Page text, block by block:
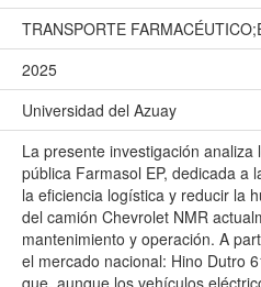
TRANSPORTE
2025
Universidad del Azuay
La presente investigación
pública Farmasol EP, dedicada a
la eficiencia logística y reducir la
del camión Chevrolet NMR
mantenimiento y operación. A
el mercado nacional: Hino Dutro
que, aunque los vehículos